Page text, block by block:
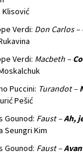
Klisović
Verdi: Don Carlos –
Verdi: Macbeth –
Puccini: Turandot –
Pešić
Gounod: Faust –Ah,
Seungri Kim
Gounod: Faust –